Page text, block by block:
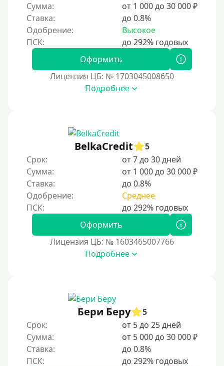
2 года
3 года
4 года
Краткосрочные
За 3 минуты
За 5 минут
За 10 минут
За 15 минут
За час
В день обращения
Возраст
С 17 лет
Сумма:
от 1 000 до 30 000 ₽
Ставка:
до 0.8%
Одобрение:
Высокое
Оформить
Лицензия ЦБ: № 1703045008650
Подробнее
BelkaCredit
5
Срок:
от 7 до 30 дней
Сумма:
от 1 000 до 30 000 ₽
Ставка:
до 0.8%
Одобрение:
Среднее
Оформить
Лицензия ЦБ: № 1603465007766
Подробнее
Бери Беру
5
Срок:
от 5 до 25 дней
Сумма:
от 5 000 до 30 000 ₽
Ставка:
до 0.8%